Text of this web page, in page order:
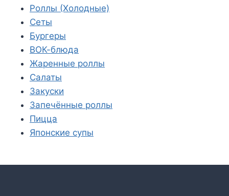
Роллы (Холодные)
Сеты
Бургеры
ВОК-блюда
Жаренные роллы
Салаты
Закуски
Запечённые роллы
Пицца
Японские супы